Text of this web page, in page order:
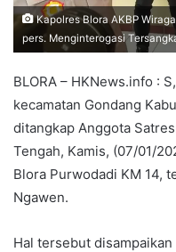
Kapolres Blora AKBP
pers. Menginterogasi
BLORA – HKNews.info :
kecamatan Gondang
ditangkap Anggota
Tengah, Kamis, (07/01/
Blora Purwodadi KM 14,
Ngawen.
Hal tersebut